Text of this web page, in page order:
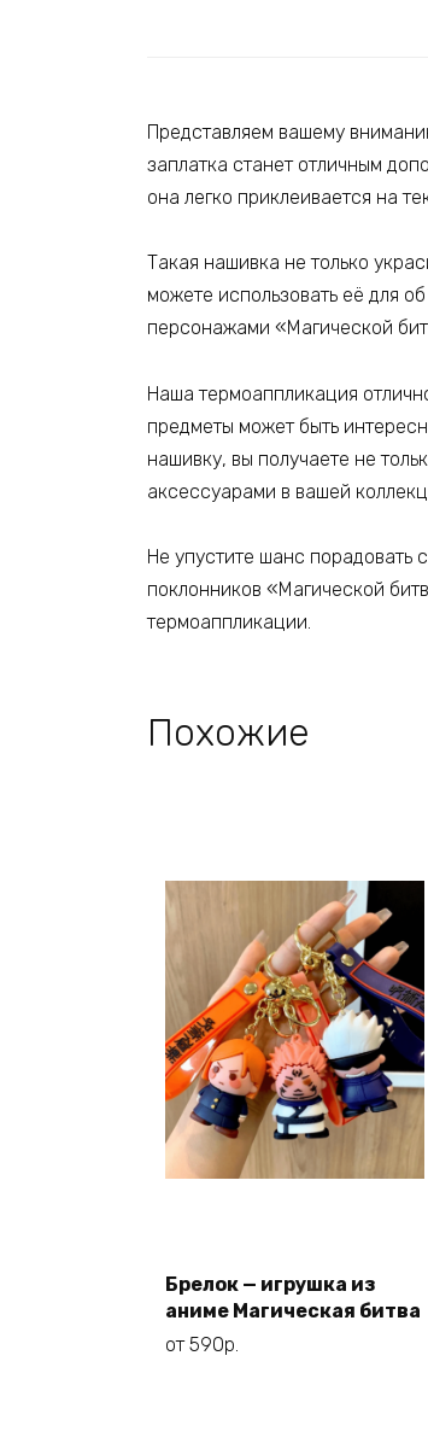
Представляем вашему
заплатка станет отличным
она легко приклеивается на
Такая нашивка не только
можете использовать её для
персонажами «Магической
Наша термоаппликация
предметы может быть
нашивку, вы получаете не
аксессуарами в вашей
Не упустите шанс порадовать
поклонников «Магической
термоаппликации.
Похожие
имеет
несколько
Брелок — игрушка из
аниме Магическая битва
от590р.